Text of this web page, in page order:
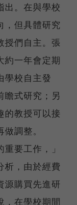
出。在與學校
，但具體研究
授們自主。張
約一年會定期
學校自主發
瞻式研究；另
的教授可以接
調整。
要工作，」
析，由於經費
源購買先進研
，在學校期間